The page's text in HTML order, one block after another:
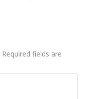
Required fields are